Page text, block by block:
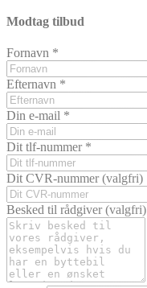
Modtag tilbud
Fornavn *
Efternavn *
Din e-mail *
Dit tlf-nummer *
Dit CVR-nummer(valgfri)
Besked til rådgiver(valgfri)